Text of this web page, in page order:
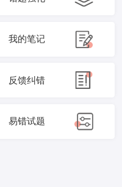
我的笔记
反馈纠错
易错试题